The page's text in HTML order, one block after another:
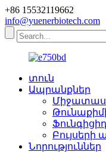
+86 15532119662
info@yuenerbiotech.com
տուն
Ապրանքներ
Բույսերի
Նորություններ